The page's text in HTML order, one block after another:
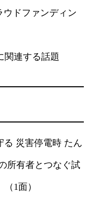
ドファンディン
関連する話題
る 災害停電時 たん
所有者とつなぐ試
1面）